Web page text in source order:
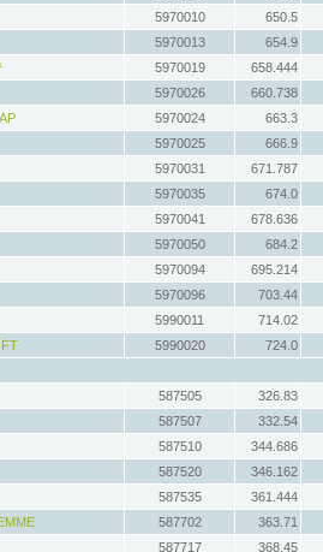
5970010
650.5
5970013
654.9
5970019
658.444
5970026
660.738
5970024
663.3
5970025
666.9
5970031
671.787
5970035
674.0
5970041
678.636
5970050
684.2
5970094
695.214
5970096
703.44
5990011
714.02
5990020
724.0
587505
326.83
587507
332.54
587510
344.686
587520
346.162
587535
361.444
587702
363.71
587717 368.45